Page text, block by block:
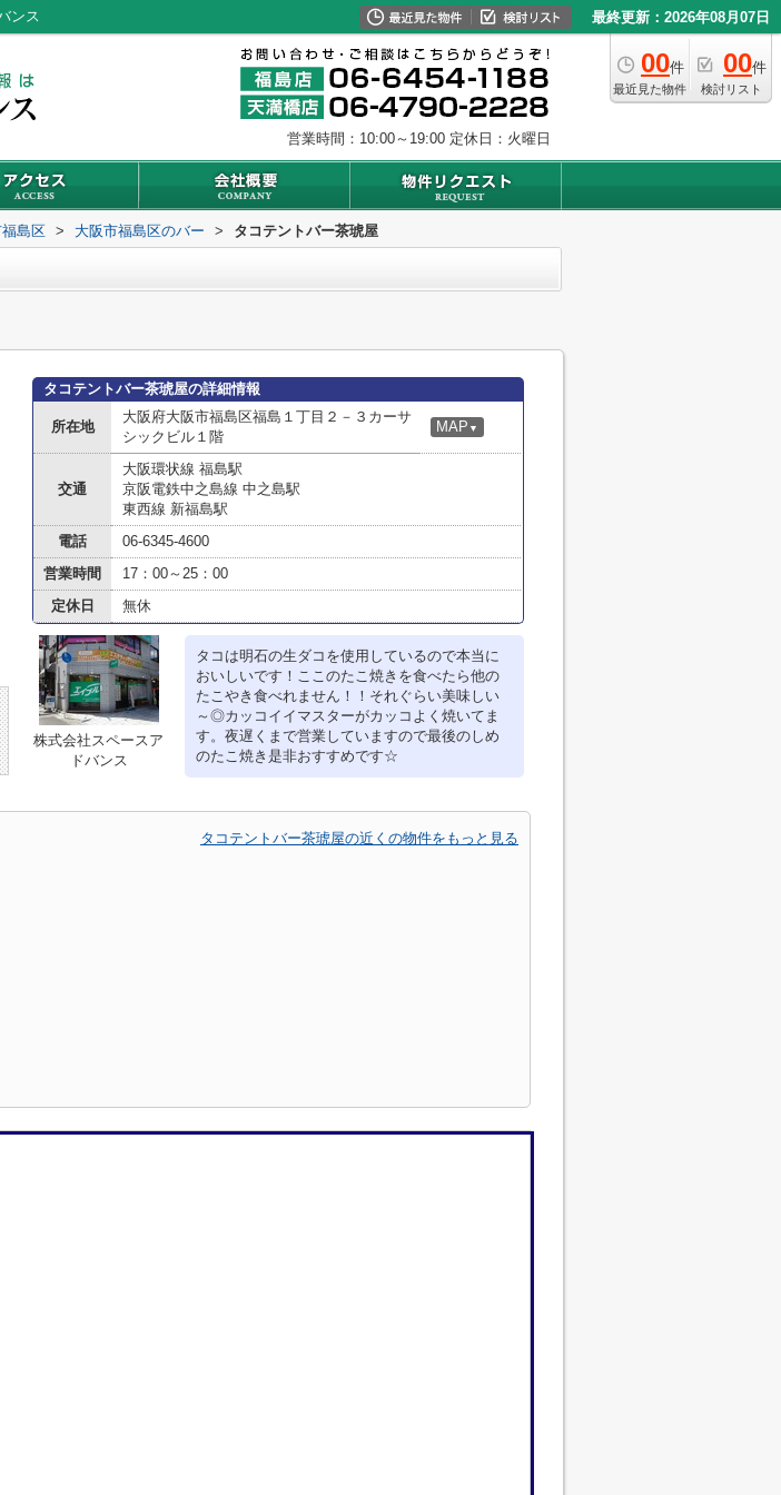
ンス 最終更新：2026年08月07日
00件
最近見た物件
00件
検討リスト
営業時間：10:00～19:00 定休日：火曜日
島区 > 大阪市福島区のバー > タコテントバー茶琥屋
タコテントバー茶琥屋の詳細情報
所在地
大阪府大阪市福島区福島１丁目２－３カーサ
シックビル１階
MAP ▼
交通
大阪環状線 福島駅
京阪電鉄中之島線 中之島駅
東西線 新福島駅
電話
06-6345-4600
営業時間
17：00～25：00
定休日
無休
株式会社スペースア
ドバンス
タコは明石の生ダコを使用しているので本当に
おいしいです！ここのたこ焼きを食べたら他の
たこやき食べれません！！それぐらい美味しい
～◎カッコイイマスターがカッコよく焼いてま
す。夜遅くまで営業していますので最後のしめ
のたこ焼き是非おすすめです☆
タコテントバー茶琥屋の近くの物件をもっと見る